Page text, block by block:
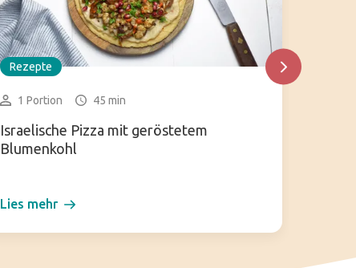
Rezepte
1 Portion 45 min
Israelische Pizza mit geröstetem
Blumenkohl
Lies mehr